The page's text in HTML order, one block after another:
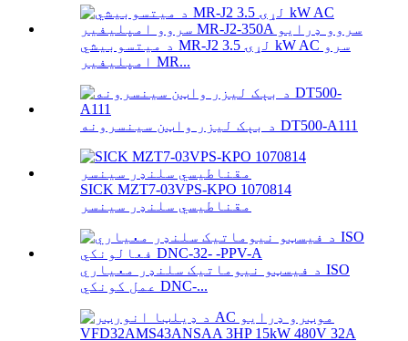
د میتسوبیشي MR-J2 لړۍ 3.5 kW AC سرو
امپلیفیر MR...
د بېک لیزر واټن سینسرونه DT500-A111
SICK MZT7-03VPS-KPO 1070814
مقناطیسي سلنډر سینسر
د فیسټو نیوماتیک سلنډر معیاري ISO
عمل کونکي DNC-...